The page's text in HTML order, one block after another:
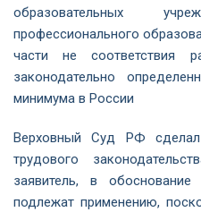
образовательных
профессионального
части не соответствия
законодательно
минимума в России
Верховный Суд РФ
трудового
заявитель, в
подлежат применению,